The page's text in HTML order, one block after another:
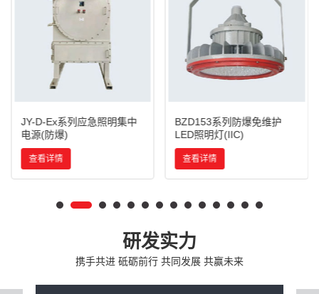
JY-D-Ex系列应急照明集中
电源(防爆)
查看详情
BZD153系列防爆免维护
LED照明灯(IIC)
查看详情
研发实力
携手共进 砥砺前行 共同发展 共赢未来